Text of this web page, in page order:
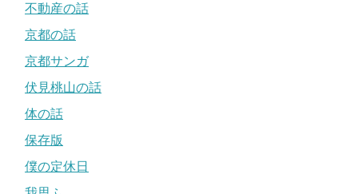
不動産の話
京都の話
京都サンガ
伏見桃山の話
体の話
保存版
僕の定休日